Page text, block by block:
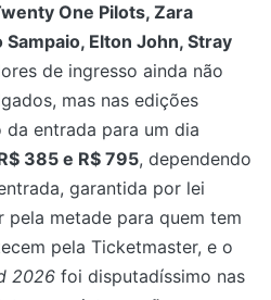
One Pilots, Zara
Elton John, Stray
de ingresso ainda não
mas nas edições
entrada para um dia
385 e R$ 795, dependendo
garantida por lei
pela metade para quem tem
pela Ticketmaster, e o
2026 foi disputadíssimo nas